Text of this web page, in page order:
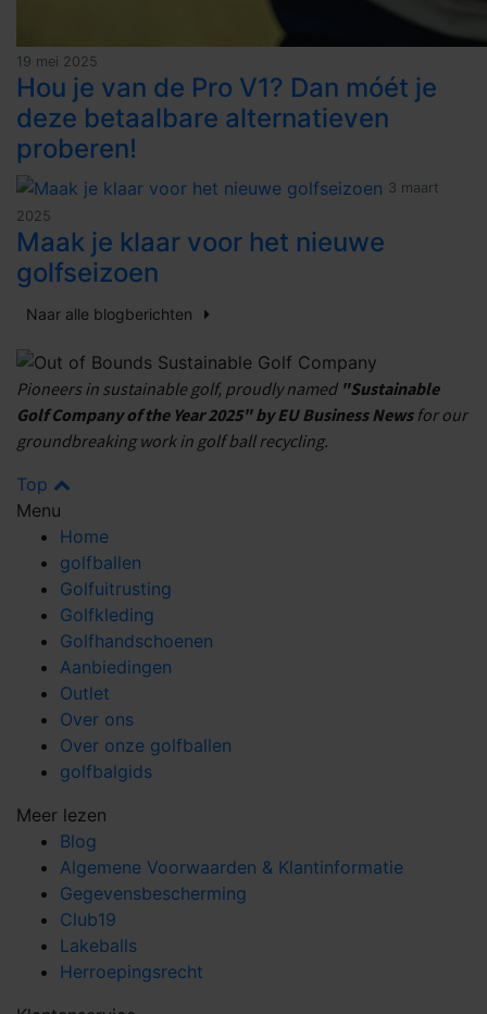
19 mei 2025
Hou je van de Pro V1? Dan móét je
deze betaalbare alternatieven
proberen!
3 maart
2025
Maak je klaar voor het nieuwe
golfseizoen
Naar alle blogberichten
Pioneers in sustainable golf, proudly named "Sustainable
Golf Company of the Year 2025" by EU Business Newsfor our
groundbreaking work in golf ball recycling.
Top
Menu
Home
golfballen
Golfuitrusting
Golfkleding
Golfhandschoenen
Aanbiedingen
Outlet
Over ons
Over onze golfballen
golfbalgids
Meer lezen
Blog
Algemene Voorwaarden & Klantinformatie
Gegevensbescherming
Club19
Lakeballs
Herroepingsrecht